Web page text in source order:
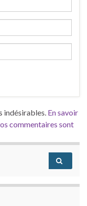
indésirables. En savoir
commentaires sont